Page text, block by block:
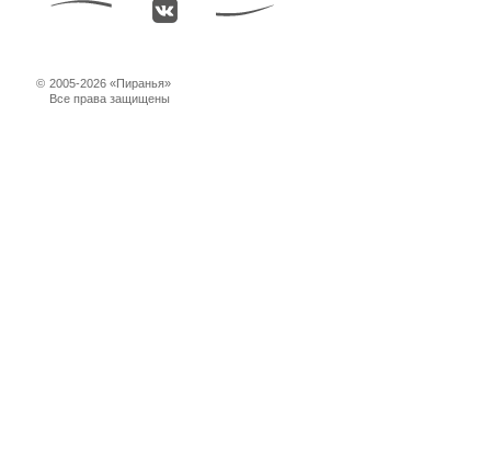
© 2005-2026 «Пиранья»
Все права защищены